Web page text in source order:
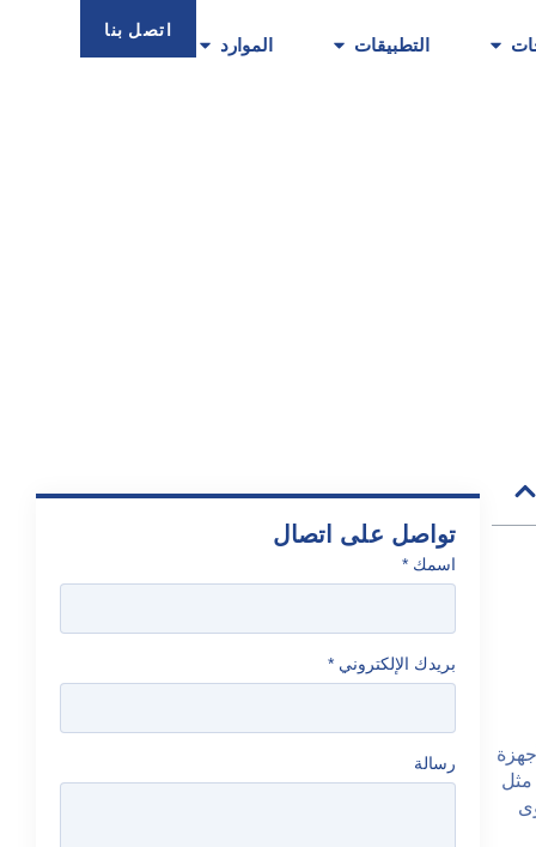
التطبيقات الموارد
اتصل بنا
مدن مثل
مستوى
تواصل على اتصال
اسمك *
بريدك الإلكتروني *
رسالة